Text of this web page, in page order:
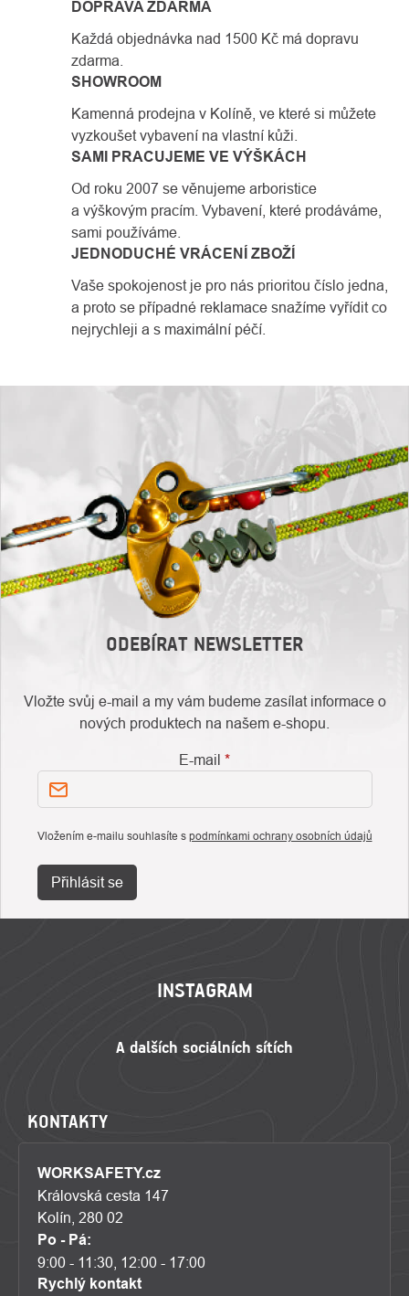
DOPRAVA ZDARMA
Každá objednávka nad 1500 Kč má dopravu
zdarma.
SHOWROOM
Kamenná prodejna v Kolíně, ve které si můžete
vyzkoušet vybavení na vlastní kůži.
SAMI PRACUJEME VE VÝŠKÁCH
Od roku 2007 se věnujeme arboristice
a výškovým pracím. Vybavení, které prodáváme,
sami používáme.
JEDNODUCHÉ VRÁCENÍ ZBOŽÍ
Vaše spokojenost je pro nás prioritou číslo jedna,
a proto se případné reklamace snažíme vyřídit co
nejrychleji a s maximální péčí.
ODEBÍRAT NEWSLETTER
Vložte svůj e-mail a my vám budeme zasílat informace o
nových produktech na našem e-shopu.
E-mail
Vložením e-mailu souhlasíte s podmínkami ochrany osobních údajů
Přihlásit se
INSTAGRAM
KONTAKTY
WORKSAFETY.cz
Královská cesta 147
Kolín, 280 02
Po - Pá:
9:00 - 11:30, 12:00 - 17:00
Rychlý kontakt